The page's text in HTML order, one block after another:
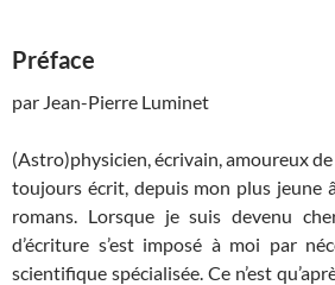
Préface
par Jean-Pierre Luminet
(Astro)physicien, écrivain, amoureux de
toujours écrit, depuis mon plus jeune
romans. Lorsque je suis devenu
d’écriture s’est imposé à moi par
scientifique spécialisée. Ce n’est